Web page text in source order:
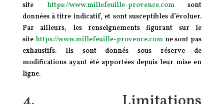
site https://www.millefeuille-provence.comsont
données à titre indicatif, et sont susceptibles d’évoluer.
Par ailleurs, les renseignements figurant sur le
site https://www.millefeuille-provence.comne sont pas
exhaustifs. Ils sont donnés sous réserve de
modifications ayant été apportées depuis leur mise en
ligne.